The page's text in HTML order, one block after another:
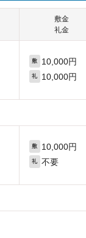
敷金
礼金
敷 10,000円
礼 10,000円
敷 10,000円
礼 不要